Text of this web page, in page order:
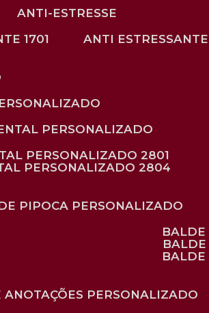
ANTI-ESTRESSE
1701 ANTI
PERSONALIZADO
PERSONALIZADO 2801
PERSONALIZADO 2804
DE PIPOCA PERSONALIZADO
ANOTAÇÕES PERSONALIZADO